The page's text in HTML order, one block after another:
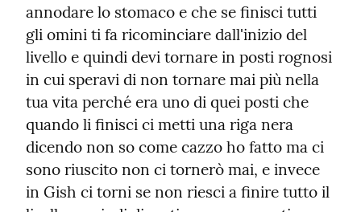
annodare lo stomaco e che se finisci tutti
gli omini ti fa ricominciare dall'inizio del
livello e quindi devi tornare in posti rognosi
in cui speravi di non tornare mai più nella
tua vita perché era uno di quei posti che
quando li finisci ci metti una riga nera
dicendo non so come cazzo ho fatto ma ci
sono riuscito non ci tornerò mai, e invece
in Gish ci torni se non riesci a finire tutto il